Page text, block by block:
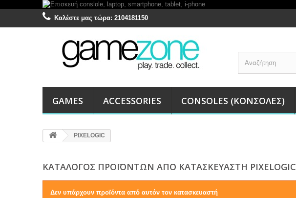
Καλέστε μας τώρα: 2104181150
GAMES ACCESSORIES CONSOLES (ΚΟΝΣΌΛΕΣ)
PIXELOGIC
ΚΑΤΆΛΟΓΟΣ ΠΡΟΪΌΝΤΩΝ ΑΠΌ ΚΑΤΑΣΚΕΥΑΣΤΉ PIXELOGIC
Δεν υπάρχουν προϊόντα από αυτόν τον κατασκευαστή